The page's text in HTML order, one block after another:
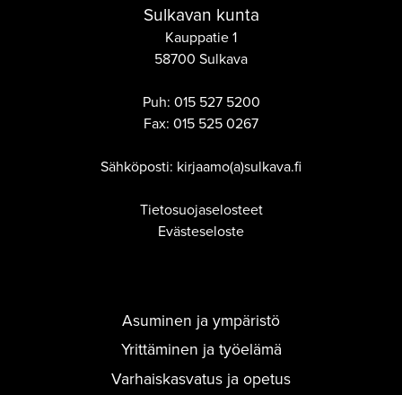
Sulkavan kunta
Kauppatie 1
58700 Sulkava
Puh: 015 527 5200
Fax: 015 525 0267
Sähköposti: kirjaamo(a)sulkava.fi
Tietosuojaselosteet
Evästeseloste
Asuminen ja ympäristö
Yrittäminen ja työelämä
Varhaiskasvatus ja opetus